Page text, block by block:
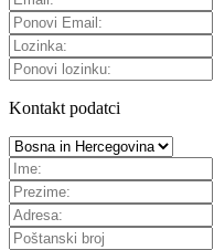
Kontakt podatci